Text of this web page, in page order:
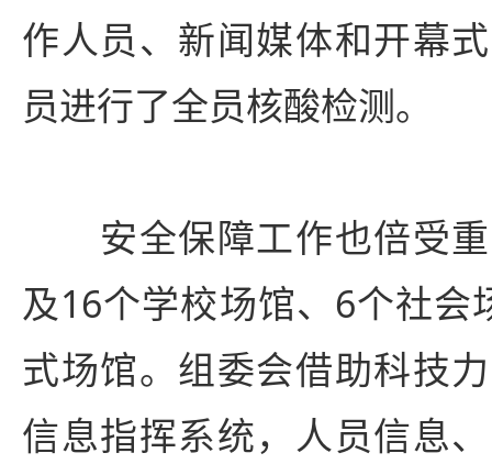
作人员、新闻媒体和开幕
员进行了全员核酸检测。
安全保障工作也倍受重
及16个学校场馆、6个社会
式场馆。组委会借助科技
信息指挥系统，人员信息